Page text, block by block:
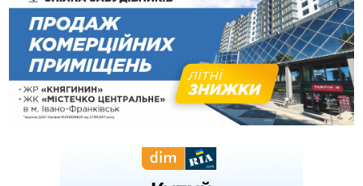
українців та про зміни після 23 серпня
12:31
ВІДЕО "Едельвейси" щемливо привітали рідну Коломию з
Днем міста
11:55
Вчора у Франківську, Коломиї, Долині та Яремче
зафіксували рекордну спеку
11:45
У Надвірній п'яна жінка побила малолітнього хлопчика: суд
призначив штраф і 30 тисяч компенсації
води наблизилися до найнижчих показників
У Бурштині поблизу АЗС сталася масова бійка, поліція